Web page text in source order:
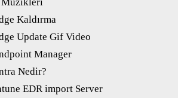
Kaldırma
Update Gif Video
Manager
Nedir?
EDR import Server